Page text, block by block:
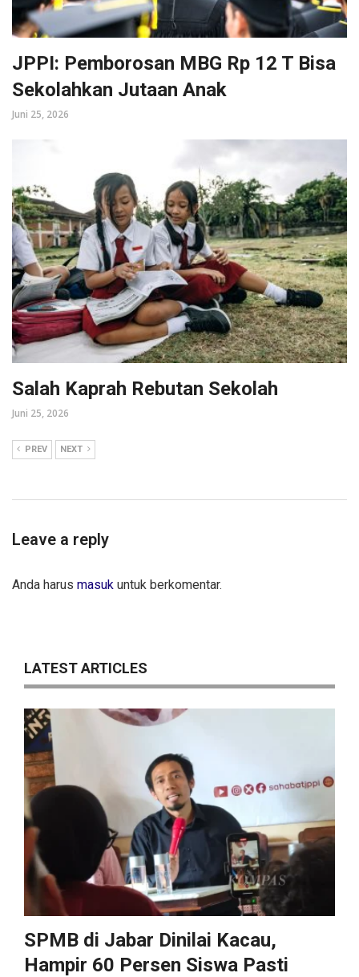
JPPI: Pemborosan MBG Rp 12 T Bisa
Sekolahkan Jutaan Anak
Juni 25, 2026
Salah Kaprah Rebutan Sekolah
Juni 25, 2026
PREV NEXT
Leave a reply
Anda harus masuk untuk berkomentar.
LATEST ARTICLES
SPMB di Jabar Dinilai Kacau,
Hampir 60 Persen Siswa Pasti